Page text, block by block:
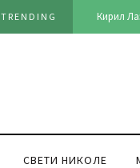
TRENDING
СВЕТИ НИКОЛЕ